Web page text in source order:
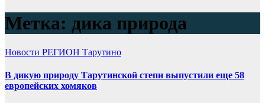
Метка: дика природа
Новости РЕГИОН Тарутино
В дикую природу Тарутинской степи выпустили еще 58
европейских хомяков